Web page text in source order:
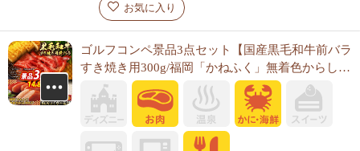
お気に入り
ゴルフコンペ景品3点セット【国産黒毛和牛前バラ
すき焼き用300g/福岡「かねふく」無着色からし明
太子 他】A3パネル・目録付き<送料無料>